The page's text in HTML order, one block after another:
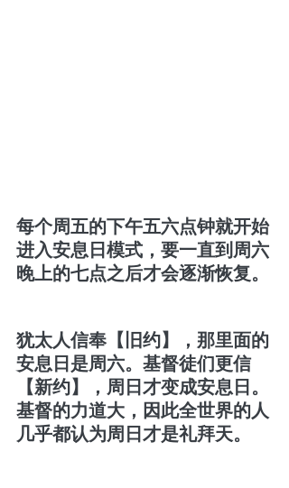
每个周五的下午五六点钟就开始
进入安息日模式，要一直到周六
晚上的七点之后才会逐渐恢复。
犹太人信奉【旧约】，那里面的
安息日是周六。基督徒们更信
【新约】，周日才变成安息日。
基督的力道大，因此全世界的人
几乎都认为周日才是礼拜天。